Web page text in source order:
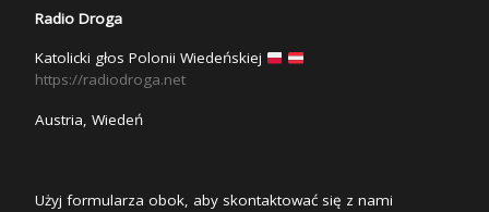
Radio Droga
Katolicki głos Polonii Wiedeńskiej
https://radiodroga.net
Austria, Wiedeń
Użyj formularza obok, aby skontaktować się z nami